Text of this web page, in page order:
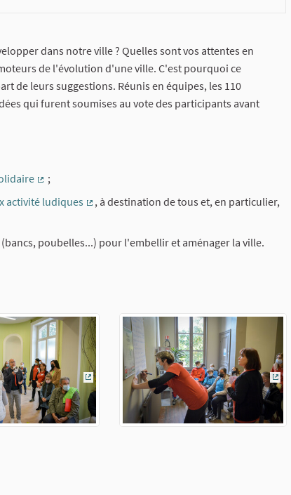
dans notre ville ? Quelles sont vos attentes en
de l'évolution d'une ville. C'est pourquoi ce
de leurs suggestions. Réunis en équipes, les 110
qui furent soumises au vote des participants avant
;
activité ludiques
, à destination de tous et, en particulier,
poubelles...) pour l'embellir et aménager la ville.
(Lien externe)